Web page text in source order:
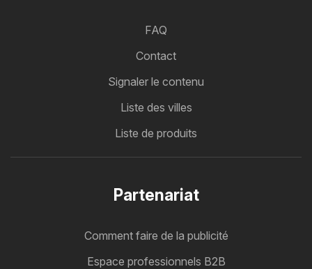
FAQ
Contact
Signaler le contenu
Liste des villes
Liste de produits
Partenariat
Comment faire de la publicité
Espace professionnels B2B